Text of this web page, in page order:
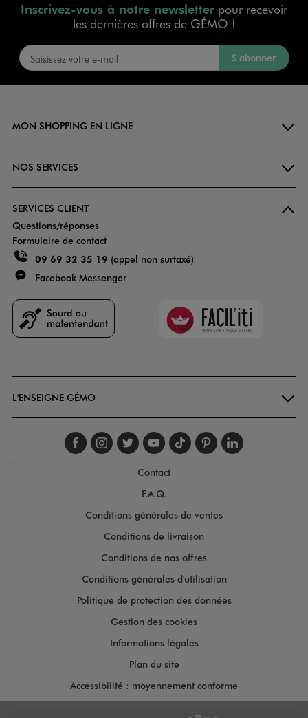
Inscrivez-vous à notre newsletterpour recevoir
les dernières offres de GÉMO !
S’abonner
MON SHOPPING EN LIGNE
NOS SERVICES
SERVICES CLIENT
Questions/réponses
Formulaire de contact
09 69 32 35 19 (appel non surtaxé)
Facebook Messenger
Faciliti
L'ENSEIGNE GÉMO
Suivez-nous sur
Suivez-nous sur
Suivez-nous sur
Suivez-nous
Suivez-nous
Suivez-
.
Contact
F.A.Q.
Conditions générales de ventes
Conditions de livraison
Conditions de nos offres
Conditions générales d'utilisation
Politique de protection des données
Gestion des cookies
Informations légales
Plan du site
Accessibilité : moyennement conforme